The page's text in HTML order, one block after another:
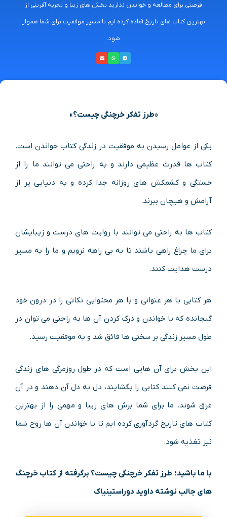
فرصتی برای مطالعه و خواندن ندارید بخش های زیبا و تجربه آفرینی از
بهترین کتاب های تاریخ آماده کرده ایم تا مسیر موفقیت برای شما هموار
شود.
«طرز تفکر خرچنگی چیست؟»
یکی از عوامل رسیدن به موفقیت در زندگی کتاب خواندن است.
کتاب ها قدرت عظیمی دارند و به راحتی می توانند ما را از
خستگی و کشمکش های روزانه جدا کرده و به دنیایی پر از
آرامش و هیچان ببرند.
کتاب ها به راحتی می توانند با روایت های درست و زیبایشان
برای ما چراغ راهی باشند تا به بی راهه نرویم و ما را به مسیر
درست هدایت کنند.
هر کتابی با هر عنوانی و با هر محتوایی نکاتی را در درون خود
گنجانده که با خواندن و درک کردن آن ها به راحتی می توان در
طول مسیر زندگی بر سختی ها فائق شد و به موفقیت رسید.
این بخش برای آن هایی است که در طول روزمرگی های زندگی
فرصت نمی کنند کتابی را بگشایند، دل به دل آن دهند و در آن
غرق شوند. ما برای شما برش های زیبا و مهمی را از بهترین
کتاب های تاریخ گردآوری کرده ایم تا با خواندن آن ها روح شما
نیز تغذیه شود.
با ما باشید؛ طرز تفکر خرچنگی چیست؟ برگرفته از کتاب خرچنگ
های جالب نوشته داوید دوراستینیاک